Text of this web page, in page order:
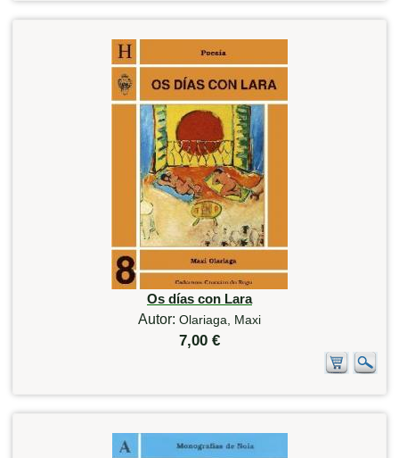
Os días con Lara
Autor: Olariaga, Maxi
7,00 €